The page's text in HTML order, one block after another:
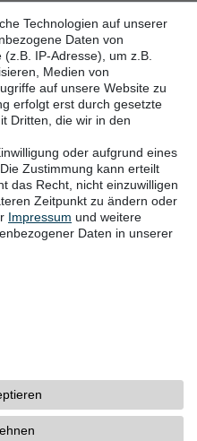
129
16:00 Uhr (MEZ)
Technologien auf unserer
Daten von
IP-Adresse), um z.B.
Medien von
auf unsere Website zu
erfolgt erst durch gesetzte
Dritten, die wir in den
oder aufgrund eines
Zustimmung kann erteilt
das Recht, nicht einzuwilligen
Zeitpunkt zu ändern oder
Impressum und weitere
Daten in unserer